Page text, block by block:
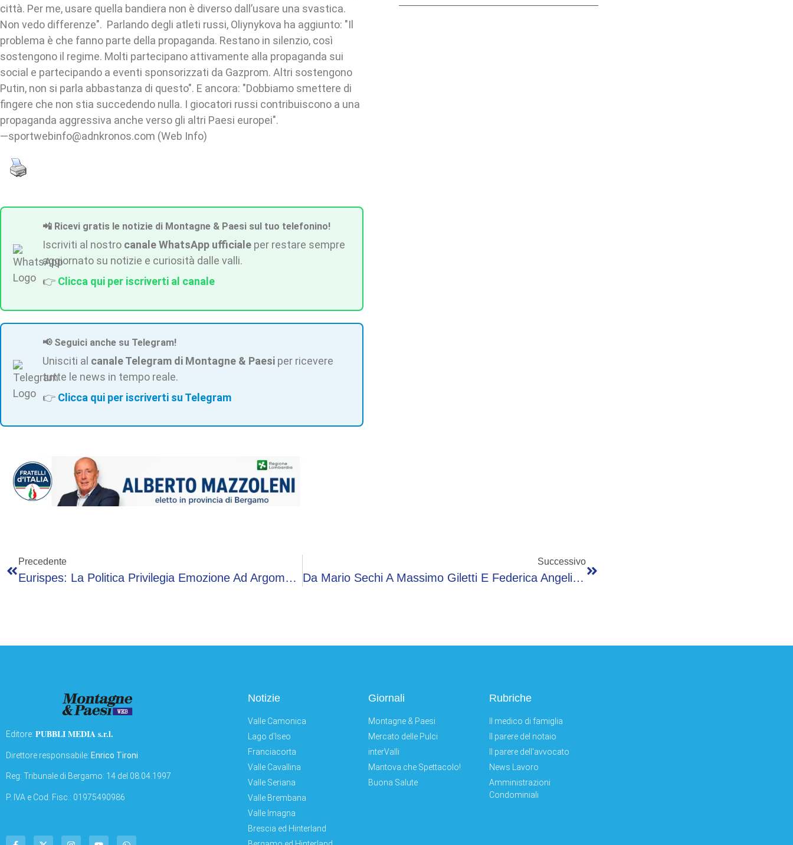
città. Per me, usare quella bandiera non è diverso dall’usare una svastica.
Non vedo differenze". Parlando degli atleti russi, Oliynykova ha aggiunto: "Il
problema è che fanno parte della propaganda. Restano in silenzio, così
sostengono il regime. Molti partecipano attivamente alla propaganda sui
social e partecipando a eventi sponsorizzati da Gazprom. Altri sostengono
Putin, non si parla abbastanza di questo". E ancora: "Dobbiamo smettere di
fingere che non stia succedendo nulla. I giocatori russi contribuiscono a una
propaganda aggressiva anche verso gli altri Paesi europei".
—sportwebinfo@adnkronos.com (Web Info)
📲 Ricevi gratis le notizie di Montagne & Paesi sul tuo telefonino!
Iscriviti al nostro canale WhatsApp ufficiale per restare sempre
aggiornato su notizie e curiosità dalle valli.
👉 Clicca qui per iscriverti al canale
📢 Seguici anche su Telegram!
Unisciti al canale Telegram di Montagne & Paesi per ricevere
tutte le news in tempo reale.
👉 Clicca qui per iscriverti su Telegram
Precedente
Eurispes: La Politica Privilegia Emozione Ad Argomento, Mobilitarsi Per Grandi Cause
Successivo
Da Mario Sechi A Massimo Giletti E Federica Angeli, Oltre 200 I Giornalisti Sotto Scorta E Tutela In Italia
Editore: PUBBLI MEDIA s.r.l.
Direttore responsabile: Enrico Tironi
Reg: Tribunale di Bergamo: 14 del 08.04.1997
P. IVA e Cod. Fisc.: 01975490986
Notizie
Valle Camonica
Lago d'Iseo
Franciacorta
Valle Cavallina
Valle Seriana
Valle Brembana
Valle Imagna
Brescia ed Hinterland
Giornali
Montagne & Paesi
Mercato delle Pulci
interValli
Mantova che Spettacolo!
Buona Salute
Rubriche
Il medico di famiglia
Il parere del notaio
Il parere dell'avvocato
News Lavoro
Amministrazioni
Condominiali